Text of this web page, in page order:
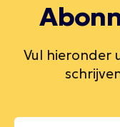
Vul hieronder